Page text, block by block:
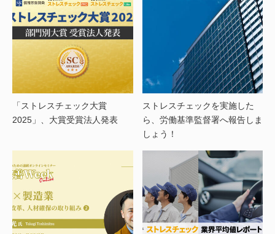
「ストレスチェック大賞
2025」、大賞受賞法人発表
ストレスチェックを実施した
ら、労働基準監督署へ報告しま
しょう！